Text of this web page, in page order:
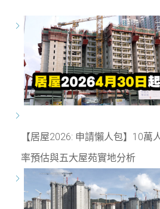
【居屋2026: 申請懶人包】10萬
率預估與五大屋苑實地分析